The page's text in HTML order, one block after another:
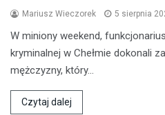
Mariusz Wieczorek 5 sierpnia
W miniony weekend,
kryminalnej w Chełmie dokonali
mężczyzny, który…
Czytaj dalej